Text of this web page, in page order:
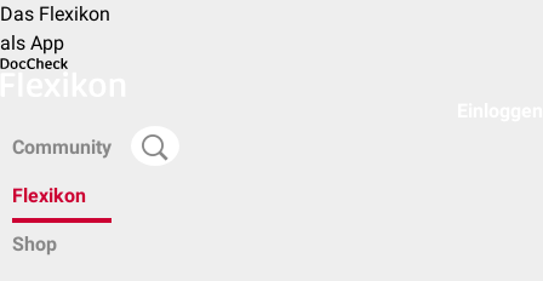
Das Flexikon
als App
Community
Flexikon
Shop